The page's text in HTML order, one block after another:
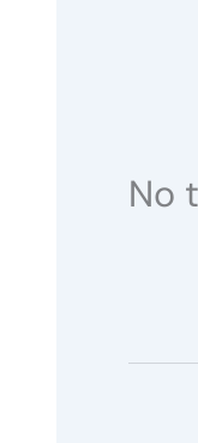
No